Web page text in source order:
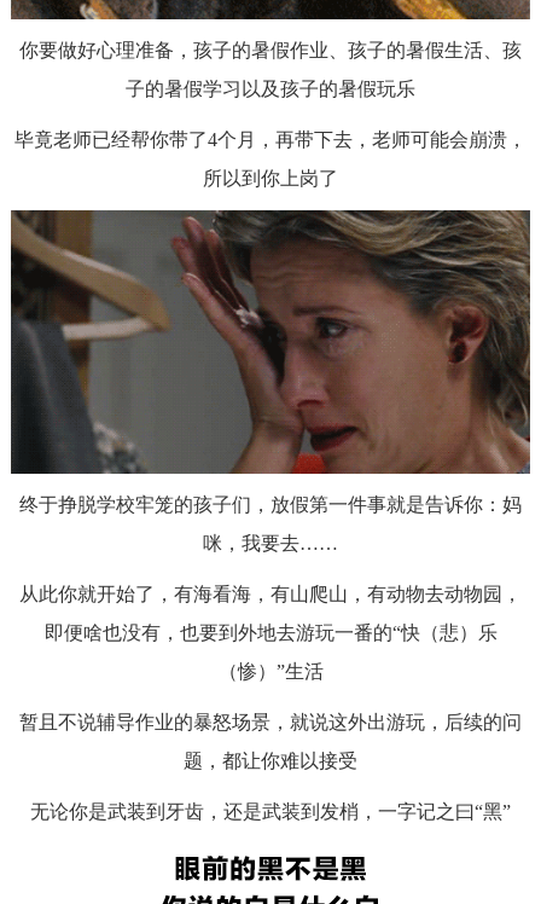
你要做好心理准备，孩子的暑假作业、孩子的暑假生活、孩
子的暑假学习以及孩子的暑假玩乐
毕竟老师已经帮你带了4个月，再带下去，老师可能会崩溃，
所以到你上岗了
终于挣脱学校牢笼的孩子们，放假第一件事就是告诉你： 妈
咪，我要去……
从此你就开始了，有海看海，有山爬山，有动物去动物园，
即便啥也没有，也要到外地去游玩一番的“快（悲）乐
（惨）”生活
暂且不说辅导作业的暴怒场景，就说这外出游玩，后续的问
题，都让你难以接受
无论你是武装到牙齿，还是武装到发梢，一字记之曰“黑”